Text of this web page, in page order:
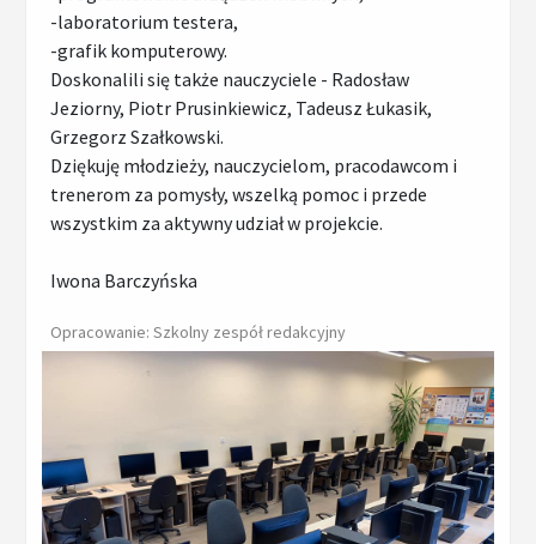
-laboratorium testera,
-grafik komputerowy.
Doskonalili się także nauczyciele - Radosław
Jeziorny, Piotr Prusinkiewicz, Tadeusz Łukasik,
Grzegorz Szałkowski.
Dziękuję młodzieży, nauczycielom, pracodawcom i
trenerom za pomysły, wszelką pomoc i przede
wszystkim za aktywny udział w projekcie.
Iwona Barczyńska
Opracowanie: Szkolny zespół redakcyjny
Powiększ zdjęcie